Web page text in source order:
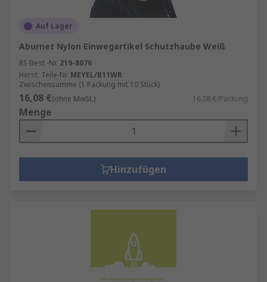
Auf Lager
Aburnet Nylon Einwegartikel Schutzhaube Weiß
RS Best.-Nr. 219-8076
Herst. Teile-Nr. MEYEL/B11WR
Zwischensumme (1 Packung mit 10 Stück)
16,08 €(ohne MwSt.) 16,08 €/Packung
Menge
Hinzufügen